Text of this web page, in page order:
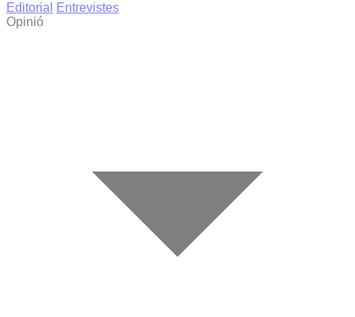
Editorial
Entrevistes
Opinió